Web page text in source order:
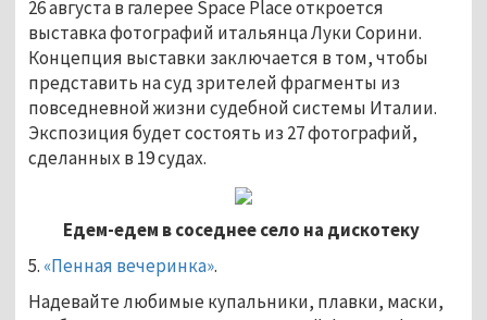
26 августа в галерее Space Place откроется
выставка фотографий итальянца Луки Сорини.
Концепция выставки заключается в том, чтобы
представить на суд зрителей фрагменты из
повседневной жизни судебной системы Италии.
Экспозиция будет состоять из 27 фотографий,
сделанных в 19 судах.
Едем-едем в соседнее село на дискотеку
5. «Пенная вечеринка».
Надевайте любимые купальники, плавки, маски,